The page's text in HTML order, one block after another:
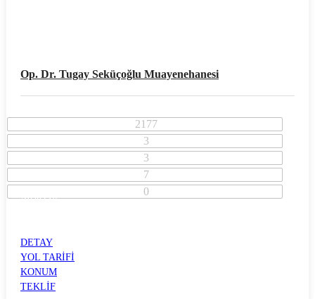
Op. Dr. Tugay Seküçoğlu Muayenehanesi
2177
3
3
7
0
Adana İli
DETAY
YOL TARİFİ
KONUM
TEKLİF